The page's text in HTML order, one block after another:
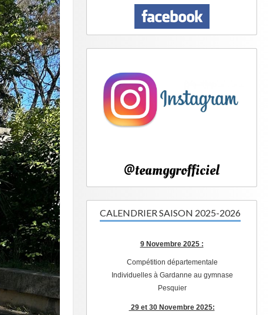
@teamggrofficiel
CALENDRIER SAISON 2025-2026
9 Novembre 2025 :
Compétition départementale
Individuelles à Gardanne au gymnase
Pesquier
29 et 30 Novembre 2025: